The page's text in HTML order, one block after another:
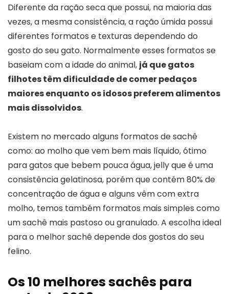
Diferente da ração seca que possui, na maioria das
vezes, a mesma consistência, a ração úmida possui
diferentes formatos e texturas dependendo do
gosto do seu gato. Normalmente esses formatos se
baseiam com a idade do animal, já que gatos
filhotes têm dificuldade de comer pedaços
maiores enquanto os idosos preferem alimentos
mais dissolvidos.
Existem no mercado alguns formatos de sachê
como: ao molho que vem bem mais líquido, ótimo
para gatos que bebem pouca água, jelly que é uma
consistência gelatinosa, porém que contém 80% de
concentração de água e alguns vêm com extra
molho, temos também formatos mais simples como
um sachê mais pastoso ou granulado. A escolha ideal
para o melhor sachê depende dos gostos do seu
felino.
Os 10 melhores sachês para